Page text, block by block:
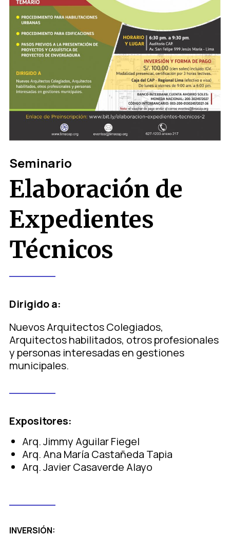
Seminario
Elaboración de
Expedientes
Técnicos
Dirigido a:
Nuevos Arquitectos Colegiados,
Arquitectos habilitados, otros profesionales
y personas interesadas en gestiones
municipales.
Expositores:
Arq. Jimmy Aguilar Fiegel
Arq. Ana María Castañeda Tapia
Arq. Javier Casaverde Alayo
INVERSIÓN: